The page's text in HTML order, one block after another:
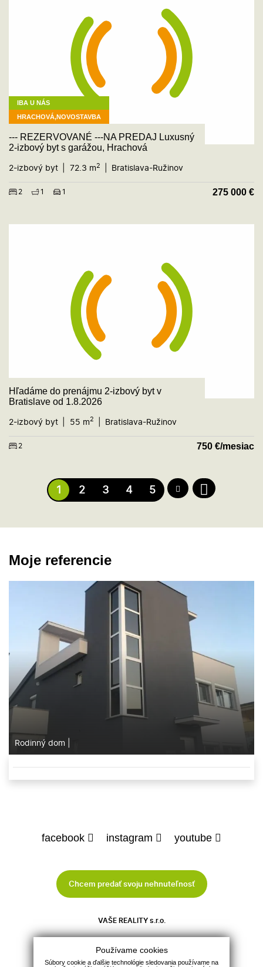
IBA U NÁS
HRACHOVÁ,NOVOSTAVBA
--- REZERVOVANÉ ---NA PREDAJ Luxusný
2-izbový byt s garážou, Hrachová
2-izbový byt
72.3 m2 Bratislava-Ružinov
2 1 1 275 000 €
Hľadáme do prenájmu 2-izbový byt v
Bratislave od 1.8.2026
2-izbový byt
55 m2 Bratislava-Ružinov
2 750 €/mesiac
1 2 3 4 5
Moje referencie
Rodinný dom
facebook instagram youtube
Chcem predať svoju nehnuteľnosť
VAŠE REALITY s.r.o.
Tel.:0905 436 650
Mobil:0915 753 000
Používame cookies
Súbory cookie a ďalšie technológie sledovania používame na